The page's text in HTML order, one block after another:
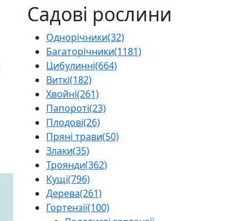
Садові рослини
Однорічники(32)
Багаторічники(1181)
Цибулинні(664)
Виткі(182)
Хвойні(261)
Папороті(23)
Плодові(26)
Пряні трави(50)
Злаки(35)
Троянди(362)
Кущі(796)
Дерева(261)
Гортензії(100)